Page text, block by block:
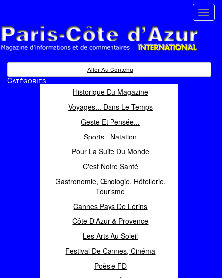
Magazine d'informations et de commentaires
Aller Au Contenu
Catégories
Historique Du Magazine
Voyages... Dans Le Temps
Geste Et Pensée...
Sports - Natation
Pour La Suite Du Monde
C'est Notre Santé
Gastronomie, Œnologie, Hôtellerie,
Tourisme
Cannes Pays De Lérins
Côte D'Azur & Provence
Les Arts Au Soleil
Festival De Cannes, Cinéma
Poèsie FD